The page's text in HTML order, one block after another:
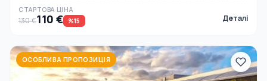
СТАРТОВА ЦІНА
130 €110 € %15 Деталі
ОСОБЛИВА ПРОПОЗИЦІЯ